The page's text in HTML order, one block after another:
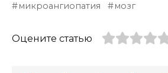
микроангиопатия мозг
Оцените статью